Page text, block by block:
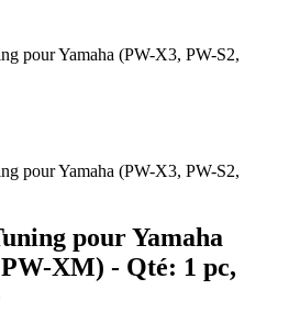
pour Yamaha (PW-X3, PW-S2,
pour Yamaha (PW-X3, PW-S2,
pour Yamaha
XM) - Qté: 1 pc,